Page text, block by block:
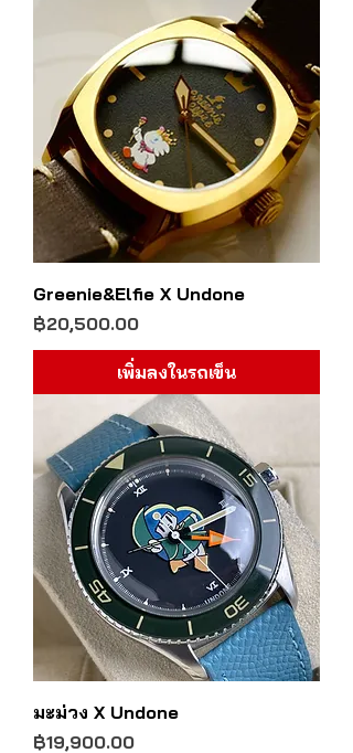
Greenie&Elfie X Undone
ราคา
฿20,500.00
เพิ่มลงในรถเข็น
มะม่วง X Undone
ราคา
฿19,900.00